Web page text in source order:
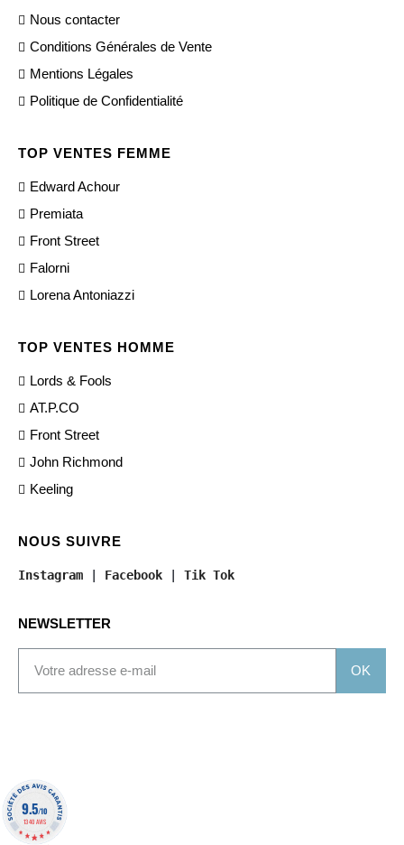
Nous contacter
Conditions Générales de Vente
Mentions Légales
Politique de Confidentialité
TOP VENTES FEMME
Edward Achour
Premiata
Front Street
Falorni
Lorena Antoniazzi
TOP VENTES HOMME
Lords & Fools
AT.P.CO
Front Street
John Richmond
Keeling
NOUS SUIVRE
Instagram Facebook Tik Tok
NEWSLETTER
OK
9.5/10
1340 AVIS